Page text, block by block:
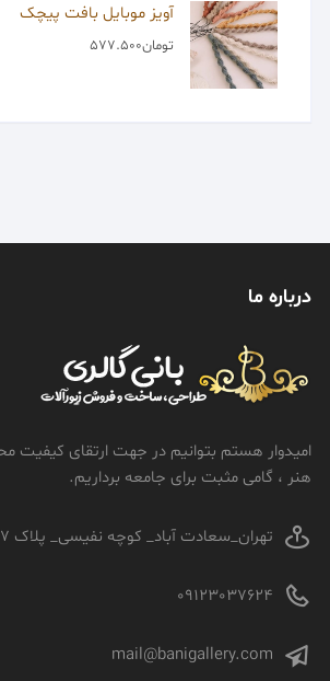
آویز موبایل بافت پیچک
تومان577.500
درباره ما
امیدوار هستم بتوانیم در جهت ارتقای کیفیت
هنر ، گامی مثبت برای جامعه برداریم.
تهران_سعادت آباد_ کوچه نفیسی_ پلاک 17_ واحد4
09123037624
mail@banigallery.com